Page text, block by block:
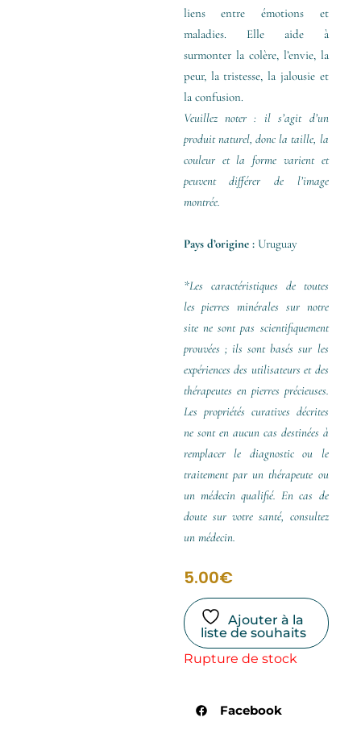
liens entre émotions et
maladies. Elle aide à
surmonter la colère, l’envie, la
peur, la tristesse, la jalousie et
la confusion.
Veuillez noter : il s’agit d’un
produit naturel, donc la taille, la
couleur et la forme varient et
peuvent différer de l’image
montrée.
Pays d’origine :Uruguay
*Les caractéristiques de toutes
les pierres minérales sur notre
site ne sont pas scientifiquement
prouvées ; ils sont basés sur les
expériences des utilisateurs et des
thérapeutes en pierres précieuses.
Les propriétés curatives décrites
ne sont en aucun cas destinées à
remplacer le diagnostic ou le
traitement par un thérapeute ou
un médecin qualifié. En cas de
doute sur votre santé, consultez
un médecin.
5.00€
Ajouter à la
liste de souhaits
Rupture de stock
Facebook